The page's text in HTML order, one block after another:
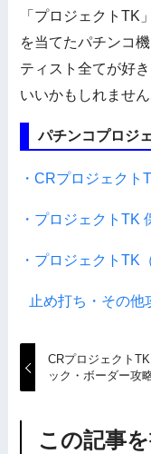
「プロジェクトTK
を当てたパチンコ
ティスト全てが好
いいかもしれません
パチンコプロジ
・CRプロジェクト
・プロジェクトTK
・プロジェクトTK
止め打ち・その他
CRプロジェクト
ック・ボーダー攻
この記事